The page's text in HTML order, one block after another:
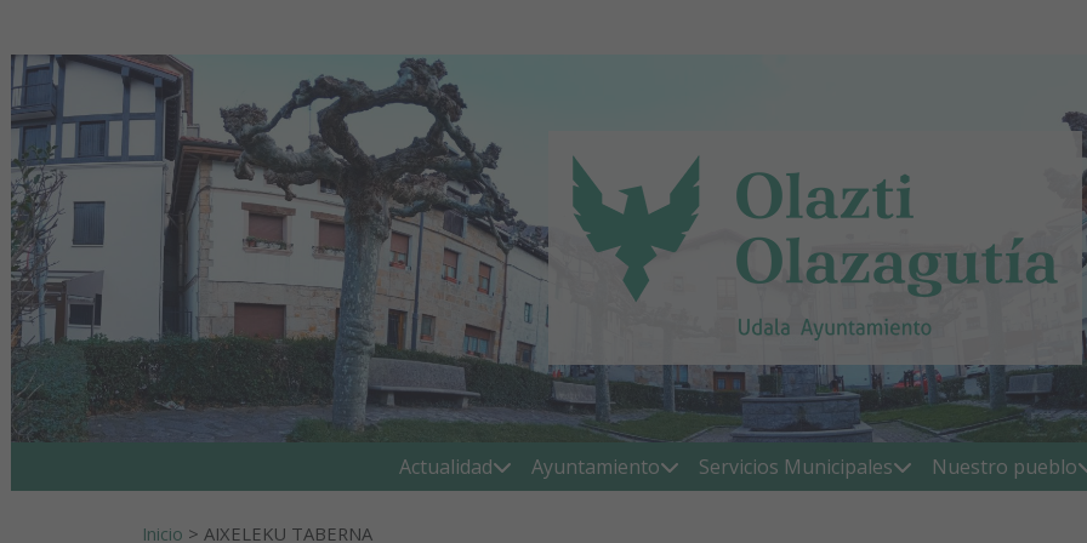
Actualidad Ayuntamiento Servicios Municipales Nuestro pueblo
Inicio > AIXELEKU TABERNA